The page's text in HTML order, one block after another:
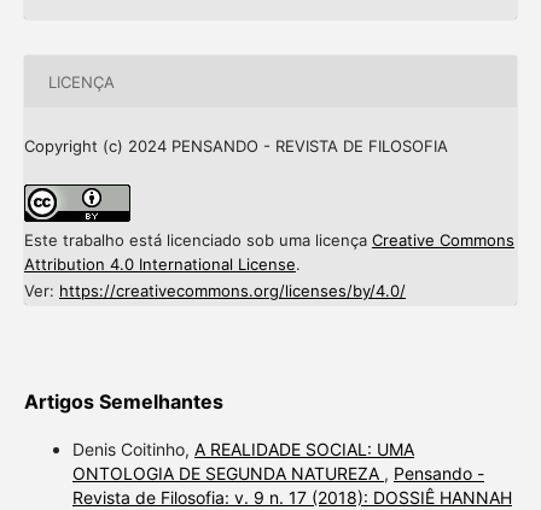
LICENÇA
Copyright (c) 2024 PENSANDO - REVISTA DE FILOSOFIA
Este trabalho está licenciado sob uma licença Creative Commons
Attribution 4.0 International License.
Ver: https://creativecommons.org/licenses/by/4.0/
Artigos Semelhantes
Denis Coitinho, A REALIDADE SOCIAL: UMA
ONTOLOGIA DE SEGUNDA NATUREZA , Pensando -
Revista de Filosofia: v. 9 n. 17 (2018): DOSSIÊ HANNAH